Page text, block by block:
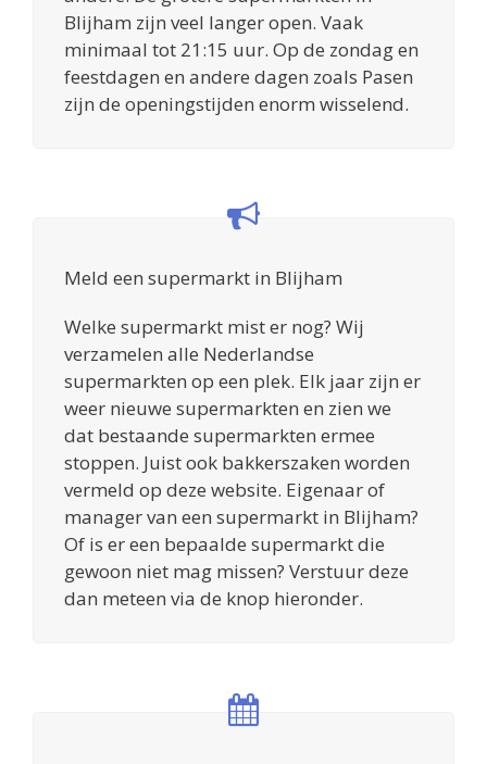
Blijham zijn veel langer open. Vaak
minimaal tot 21:15 uur. Op de zondag en
feestdagen en andere dagen zoals Pasen
zijn de openingstijden enorm wisselend.
Meld een supermarkt in Blijham
Welke supermarkt mist er nog? Wij
verzamelen alle Nederlandse
supermarkten op een plek. Elk jaar zijn er
weer nieuwe supermarkten en zien we
dat bestaande supermarkten ermee
stoppen. Juist ook bakkerszaken worden
vermeld op deze website. Eigenaar of
manager van een supermarkt in Blijham?
Of is er een bepaalde supermarkt die
gewoon niet mag missen? Verstuur deze
dan meteen via de knop hieronder.